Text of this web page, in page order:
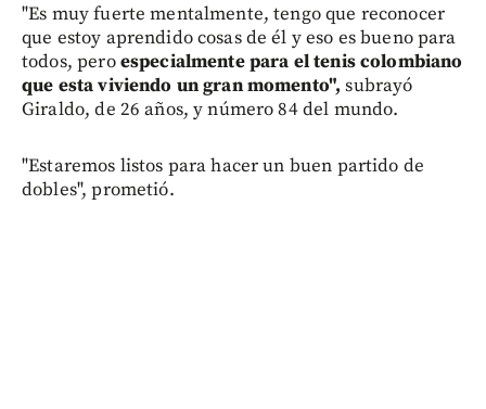
"Es muy fuerte mentalmente, tengo que reconocer
que estoy aprendido cosas de él y eso es bueno para
todos, peroespecialmente para el tenis colombiano
que esta viviendo un gran momento", subrayó
Giraldo, de 26 años, y número 84 del mundo.
"Estaremos listos para hacer un buen partido de
dobles", prometió.